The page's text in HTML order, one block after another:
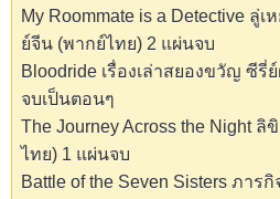
My Roommate is a Detective ลู่
ย์จีน (พากย์ไทย) 2 แผ่นจบ
Bloodride เรื่องเล่าสยองขวัญ ซีรี่
จบเป็นตอนๆ
The Journey Across the Night
ไทย) 1 แผ่นจบ
Battle of the Seven Sisters ภาร